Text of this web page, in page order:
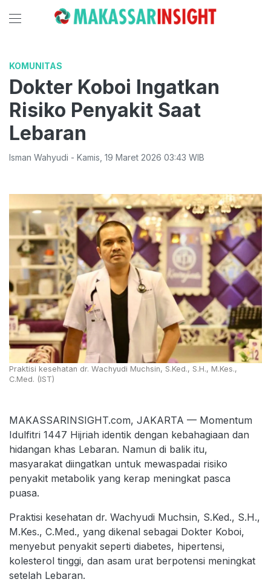
KOMUNITAS
Dokter Koboi Ingatkan
Risiko Penyakit Saat
Lebaran
Isman Wahyudi - Kamis 19 Maret 2026 03:43 WIB
Praktisi kesehatan dr. Wachyudi Muchsin, S.Ked., S.H., M.Kes.,
C.Med. (IST)
MAKASSARINSIGHT.com, JAKARTA — Momentum
Idulfitri 1447 Hijriah identik dengan kebahagiaan dan
hidangan khas Lebaran. Namun di balik itu,
masyarakat diingatkan untuk mewaspadai risiko
penyakit metabolik yang kerap meningkat pasca
puasa.
Praktisi kesehatan dr. Wachyudi Muchsin, S.Ked., S.H.,
M.Kes., C.Med., yang dikenal sebagai Dokter Koboi,
menyebut penyakit seperti diabetes, hipertensi,
kolesterol tinggi, dan asam urat berpotensi meningkat
setelah Lebaran.